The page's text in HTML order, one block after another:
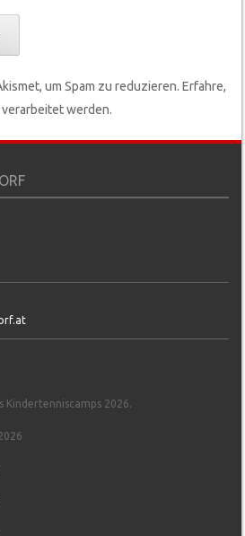
um Spam zu reduzieren.Erfahre,
werden.